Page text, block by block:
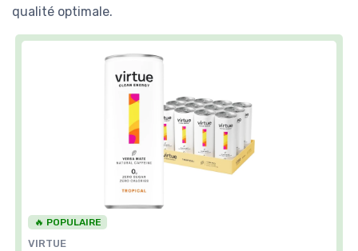
qualité optimale.
🔥 POPULAIRE
VIRTUE